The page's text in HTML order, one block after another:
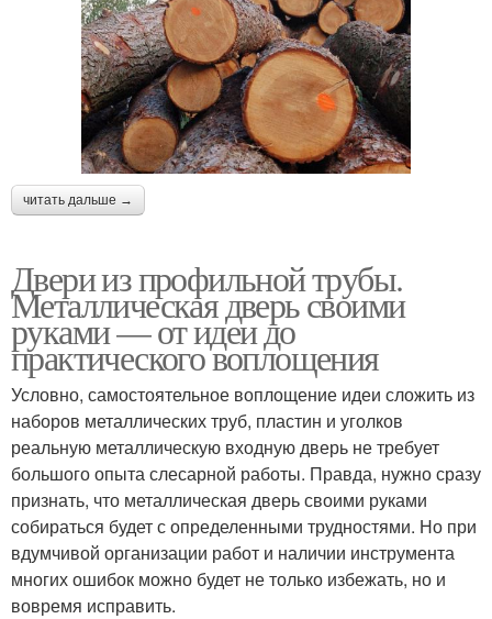
читать дальше →
Двери из профильной трубы.
Металлическая дверь своими
руками — от идеи до
практического воплощения
Условно, самостоятельное воплощение идеи сложить из
наборов металлических труб, пластин и уголков
реальную металлическую входную дверь не требует
большого опыта слесарной работы. Правда, нужно сразу
признать, что металлическая дверь своими руками
собираться будет с определенными трудностями. Но при
вдумчивой организации работ и наличии инструмента
многих ошибок можно будет не только избежать, но и
вовремя исправить.